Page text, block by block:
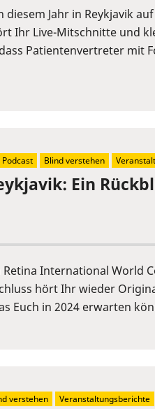
Jahr in Reykjavik
Ihr Live-Mitschnitte und
Patientenvertreter mit
Ein
International World
hört Ihr wieder
Euch in 2024 erwarten
Podcast Blind verstehen
verstehen Veranstaltungsberichte